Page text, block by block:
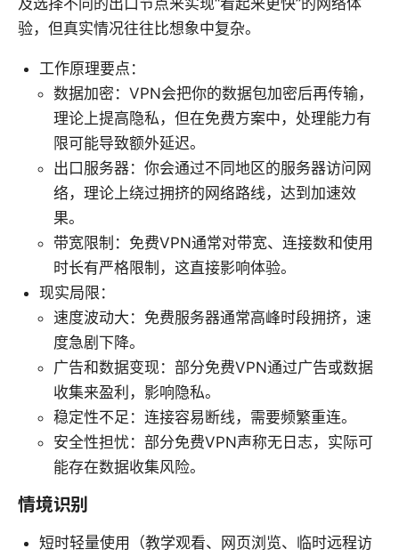
验，但真实情况往往比想象中复杂。
工作原理要点：
数据加密：VPN会把你的数据包加密后再传输，
理论上提高隐私，但在免费方案中，处理能力有
限可能导致额外延迟。
出口服务器：你会通过不同地区的服务器访问网
络，理论上绕过拥挤的网络路线，达到加速效
果。
带宽限制：免费VPN通常对带宽、连接数和使用
时长有严格限制，这直接影响体验。
现实局限：
速度波动大：免费服务器通常高峰时段拥挤，速
度急剧下降。
广告和数据变现：部分免费VPN通过广告或数据
收集来盈利，影响隐私。
稳定性不足：连接容易断线，需要频繁重连。
安全性担忧：部分免费VPN声称无日志，实际可
能存在数据收集风险。
情境识别
短时轻量使用（教学观看、网页浏览、临时远程访